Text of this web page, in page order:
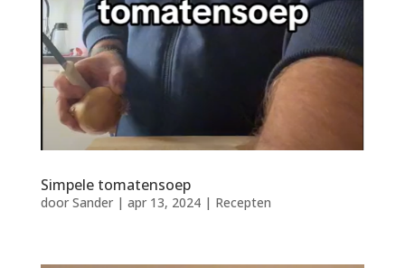
Simpele tomatensoep
door Sander| apr 13, 2024| Recepten